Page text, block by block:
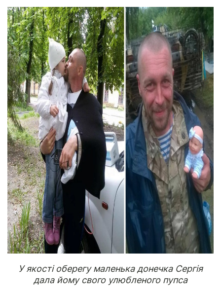
У якості оберегу маленька донечка Сергія
дала йому свого улюбленого пупса